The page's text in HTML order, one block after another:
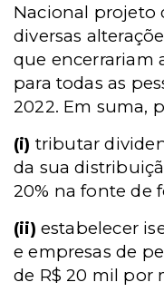
Nacional projeto
diversas
que encerrariam
para todas as
2022. Em suma,
(i) tributar
da sua
20% na fonte de
(ii) estabelecer
e empresas de
de R$ 20 mil por